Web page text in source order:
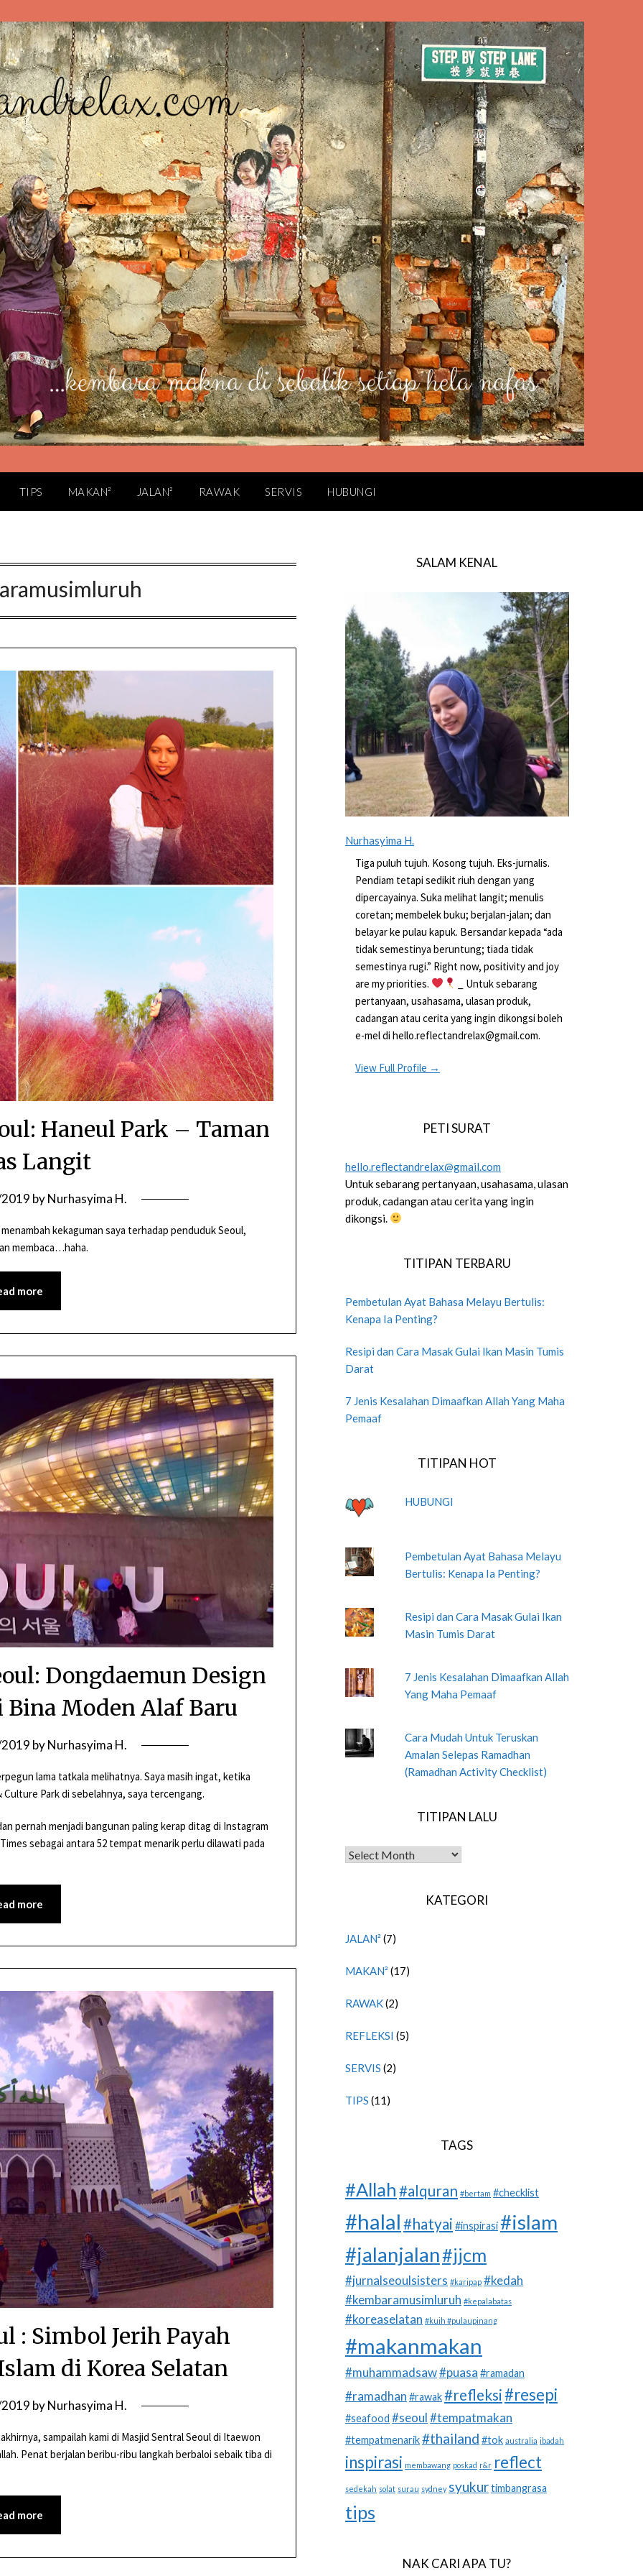
TIPS MAKAN² JALAN² RAWAK SERVIS HUBUNGI
Haneul Park – Taman
Langit
byNurhasyima H.
kekaguman saya terhadap penduduk Seoul,
membaca…haha.
more
Dongdaemun Design
Bina Moden Alaf Baru
byNurhasyima H.
lama tatkala melihatnya. Saya masih ingat, ketika
Park di sebelahnya, saya tercengang.
pernah menjadi bangunan paling kerap ditag di Instagram
sebagai antara 52 tempat menarik perlu dilawati pada
more
: Simbol Jerih Payah
di Korea Selatan
byNurhasyima H.
sampailah kami di Masjid Sentral Seoul di Itaewon
Penat berjalan beribu-ribu langkah berbaloi sebaik tiba di
more
SALAM KENAL
Nurhasyima H.
Tiga puluh tujuh. Kosong tujuh. Eks-jurnalis.
Pendiam tetapi sedikit riuh dengan yang
dipercayainya. Suka melihat langit; menulis
coretan; membelek buku; berjalan-jalan; dan
belayar ke pulau kapuk. Bersandar kepada “ada
tidak semestinya beruntung; tiada tidak
semestinya rugi.” Right now, positivity and joy
are my priorities.
_ Untuk sebarang
pertanyaan, usahasama, ulasan produk,
cadangan atau cerita yang ingin dikongsi boleh
e-mel di hello.reflectandrelax@gmail.com.
View Full Profile →
PETI SURAT
hello.reflectandrelax@gmail.com
Untuk sebarang pertanyaan, usahasama, ulasan
produk, cadangan atau cerita yang ingin
dikongsi.
TITIPAN TERBARU
Pembetulan Ayat Bahasa Melayu Bertulis:
Kenapa Ia Penting?
Resipi dan Cara Masak Gulai Ikan Masin Tumis
Darat
7 Jenis Kesalahan Dimaafkan Allah Yang Maha
Pemaaf
TITIPAN HOT
HUBUNGI
Pembetulan Ayat Bahasa Melayu
Bertulis: Kenapa Ia Penting?
Resipi dan Cara Masak Gulai Ikan
Masin Tumis Darat
7 Jenis Kesalahan Dimaafkan Allah
Yang Maha Pemaaf
Cara Mudah Untuk Teruskan
Amalan Selepas Ramadhan
(Ramadhan Activity Checklist)
TITIPAN LALU
TITIPAN LALU
KATEGORI
JALAN² (7)
MAKAN² (17)
RAWAK(2)
REFLEKSI (5)
SERVIS (2)
TIPS (11)
TAGS
#Allah #alquran #bertam #checklist
#halal #hatyai #inspirasi#islam
#jalanjalan#jjcm
#jurnalseoulsisters #karipap #kedah
#kembaramusimluruh #kepalabatas
#koreaselatan #kuih #pulaupinang
#makanmakan
#muhammadsaw#puasa #ramadan
#ramadhan #rawak#refleksi#resepi
#seafood #seoul#tempatmakan
#tempatmenarik#thailand #tok australia ibadah
inspirasi membawang poskad r&r reflect
sedekah solat surau sydney syukurtimbangrasa
tips
NAK CARI APA TU?